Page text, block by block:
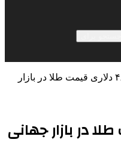
افزایش ۴۸ دلاری قیمت طلا در بازار